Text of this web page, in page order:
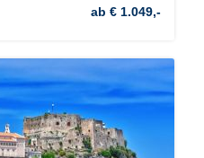
ab € 1.049,-